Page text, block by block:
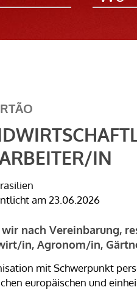
IN
am 23.06.2026
wir nach Vereinbarung,
in, Agronom/in,
mit Schwerpunkt
europäischen und